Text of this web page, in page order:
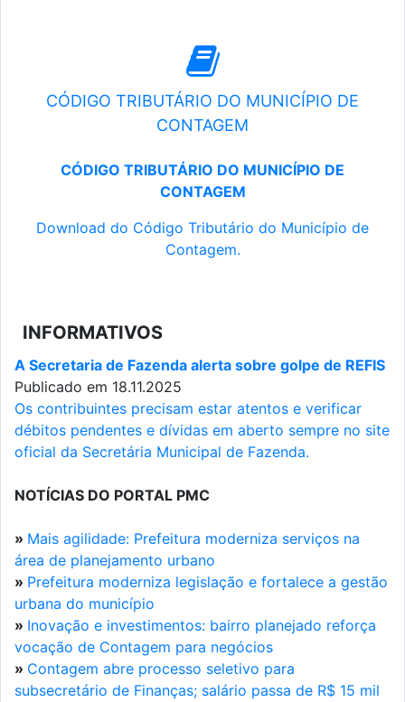
CÓDIGO TRIBUTÁRIO DO MUNICÍPIO DE
CONTAGEM
CÓDIGO TRIBUTÁRIO DO MUNICÍPIO DE
CONTAGEM
Download do Código Tributário do Município de
Contagem.
INFORMATIVOS
A Secretaria de Fazenda alerta sobre golpe de REFIS
Publicado em 18.11.2025
Os contribuintes precisam estar atentos e verificar
débitos pendentes e dívidas em aberto sempre no site
oficial da Secretária Municipal de Fazenda.
NOTÍCIAS DO PORTAL PMC
» Mais agilidade: Prefeitura moderniza serviços na
área de planejamento urbano
» Prefeitura moderniza legislação e fortalece a gestão
urbana do município
» Inovação e investimentos: bairro planejado reforça
vocação de Contagem para negócios
» Contagem abre processo seletivo para
subsecretário de Finanças; salário passa de R$ 15 mil